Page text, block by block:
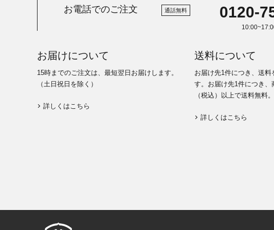
お電話でのご注文 通話無料 0120-
お届けについて
15時までのご注文は、最短翌日お届けします。
（土日祝日を除く）
詳しくはこちら
送料について
お届け先1件につき、送料
す。お届け先1件につき、
（税込）以上で送料無料。
詳しくはこちら